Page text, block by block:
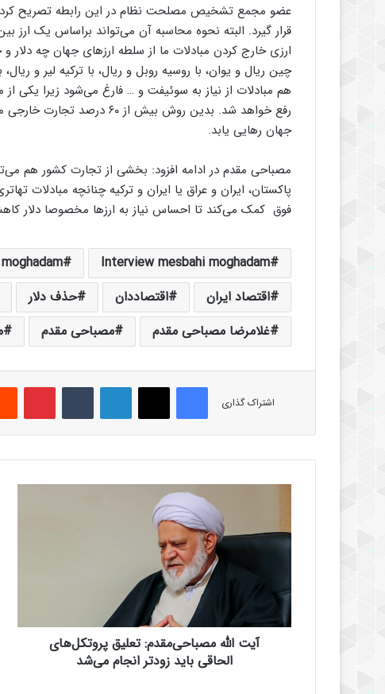
عضو مجمع تشخیص مصلحت نظام در این رابطه تصریح کرد:
قرار گیرد. البته نحوه محاسبه آن می‌تواند براساس یک ارز
ارزی خارج کردن مبادلات ما از سلطه ارزهای جهان چه دلار و
چین ریال و یوان، با روسیه روبل و ریال، با ترکیه لیر و
هم مبادلات از نیاز به سوئیفت و … فارغ می‌شود زیرا یکی
رفع خواهد شد. بدین روش بیش
جهان رهایی یابد.
مصباحی مقدم در ادامه افزود: بخشی از تجارت کشور هم
پاکستان، ایران و عراق یا ایران و ترکیه چنانچه مبادلات
فوق کمک می‌کند تا احساس نیاز به ارزها مخصوصا دلار
Interview mesbahi moghadam
اقتصاد ایران
اقتصاددان حذف دلار
غلامرضا مصباحی مقدم
مصباحی مقدم
اشتراک گذاری
فیس بوک لینکدین ‫پین‌ترست
ت
ا
ه
م
ص
آیت الله مصباحی‌مقدم: تعلیق پروتکل‌های
الحاقی باید زودتر انجام می‌شد